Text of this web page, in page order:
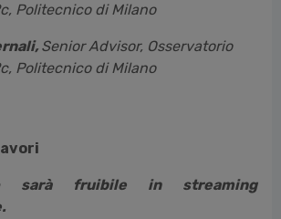
Politecnico di Milano
Senior Advisor, Osservatorio
Politecnico di Milano
sarà fruibile in streaming